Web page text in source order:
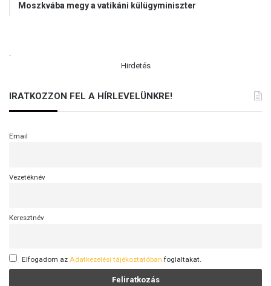
Moszkvába megy a vatikáni külügyminiszter
.
Hirdetés
IRATKOZZON FEL A HÍRLEVELÜNKRE!
Email
Vezetéknév
Keresztnév
Elfogadom az Adatkezelési tájékoztatóban foglaltakat.